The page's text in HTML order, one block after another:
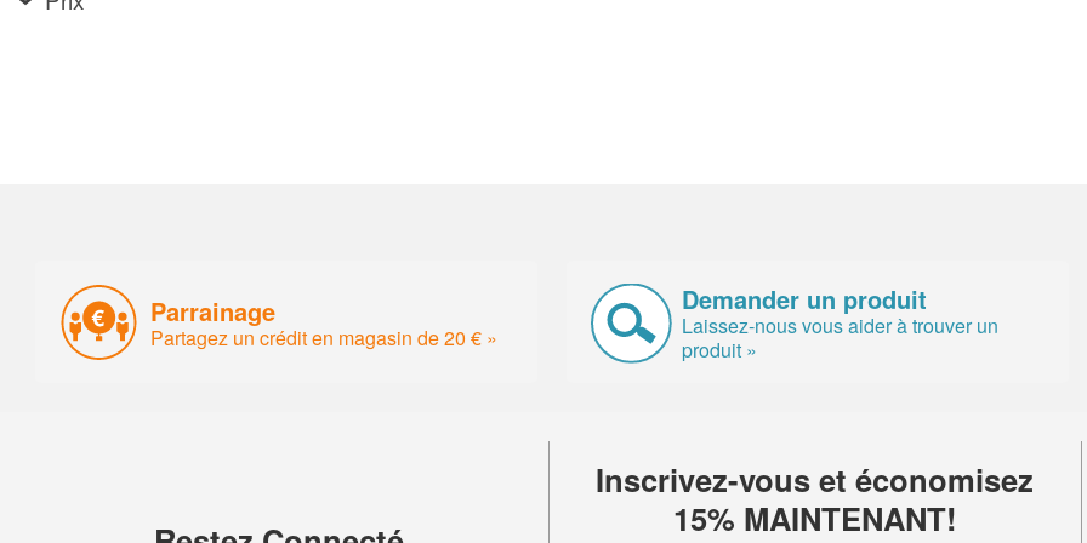
Parrainage
Partagez un crédit en magasin de 20 € »
Demander un produit
Laissez-nous vous aider à trouver un
produit »
Inscrivez-vous et économisez
15% MAINTENANT!